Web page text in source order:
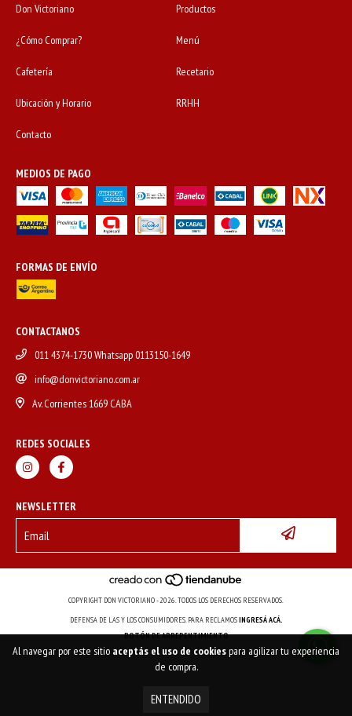
Al navegar por este sitio aceptás el uso de cookiespara agilizar tu experiencia
de compra.
ENTENDIDO
Don Victoriano
Productos
¿Cómo Comprar? Menú
Cafetería Recetario
Ubicación y Horario RRHH
Contacto
MEDIOS DE PAGO
FORMAS DE ENVÍO
CONTACTANOS
011 4374-1730 Whatsapp 0113150-1649
info@donvictoriano.com.ar
Av. Corrientes 1669 CABA
REDES SOCIALES
NEWSLETTER
COPYRIGHT DON VICTORIANO - 2026. TODOS LOS DERECHOS RESERVADOS.
DEFENSA DE LAS Y LOS CONSUMIDORES. PARA RECLAMOSINGRESÁ ACÁ.
BOTÓN DE ARREPENTIMIENTO